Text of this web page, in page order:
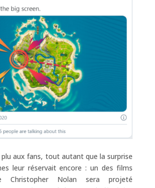
plu aux fans, tout autant que la surprise
leur réservait encore : un des films
Christopher Nolan sera projeté